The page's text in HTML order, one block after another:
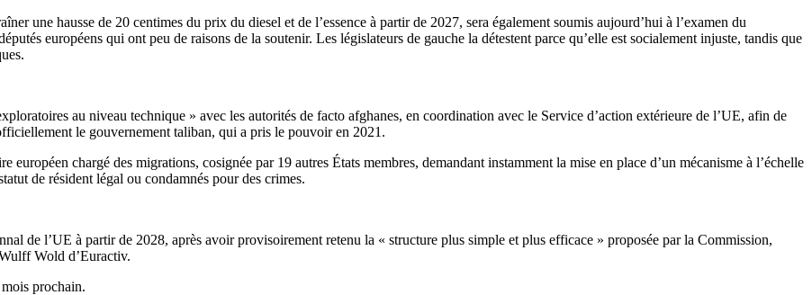
une hausse de 20 centimes du prix du diesel et de l’essence à partir de 2027, sera également soumis aujourd’hui à l’examen du
européens qui ont peu de raisons de la soutenir. Les législateurs de gauche la détestent parce qu’elle est socialement injuste, tandis que
au niveau technique » avec les autorités de facto afghanes, en coordination avec le Service d’action extérieure de l’UE, afin de
le gouvernement taliban, qui a pris le pouvoir en 2021.
chargé des migrations, cosignée par 19 autres États membres, demandant instamment la mise en place d’un mécanisme à l’échelle
de résident légal ou condamnés pour des crimes.
de l’UE à partir de 2028, après avoir provisoirement retenu la « structure plus simple et plus efficace » proposée par la Commission,
Wold d’Euractiv.
prochain.